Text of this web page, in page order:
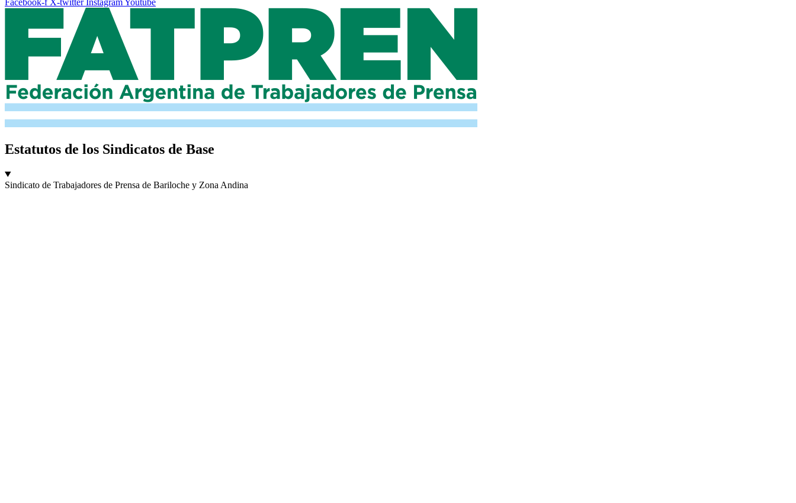
Facebook-f X-twitter InstagramYoutube
Estatutos de los Sindicatos de Base
Sindicato de Trabajadores de Prensa de Bariloche y Zona Andina